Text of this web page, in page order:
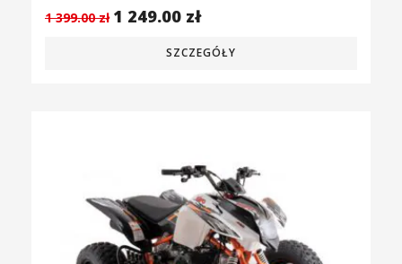
1 399.00zł 1 249.00 zł
SZCZEGÓŁY